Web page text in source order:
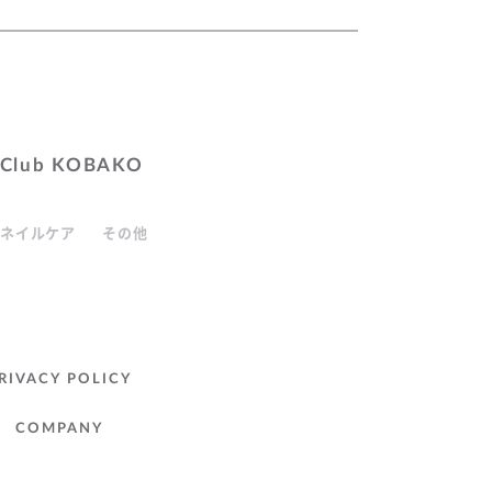
Club KOBAKO
ネイルケア その他
POLICY
COMPANY